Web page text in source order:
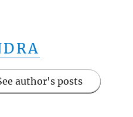
author's posts